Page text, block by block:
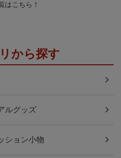
はこちら！
から探す
ルグッズ
ション小物